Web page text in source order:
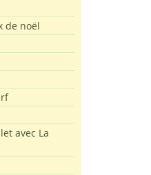
de noël
avec La